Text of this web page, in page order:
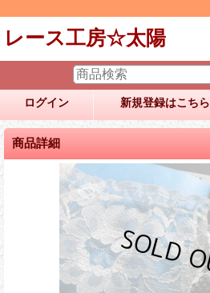
レース工房☆太陽
ログイン 新規登録はこちら
商品詳細